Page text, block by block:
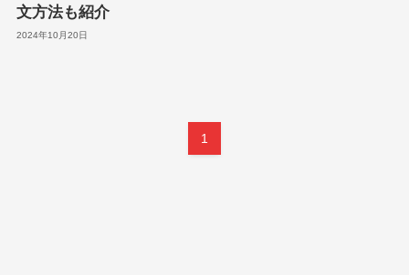
文方法も紹介
2024年10月20日
1